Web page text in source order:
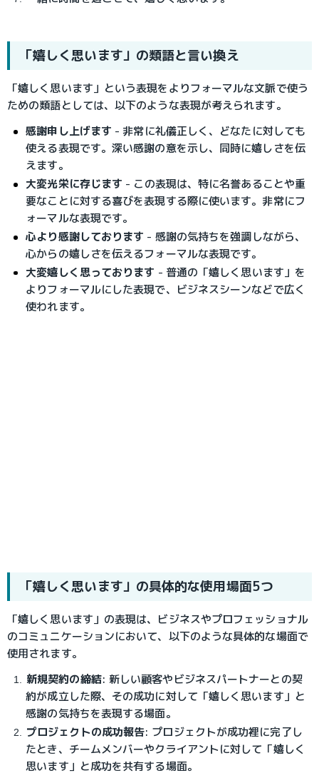
「嬉しく思います」の類語と言い換え
「嬉しく思います」という表現をよりフォーマルな文脈で使う
ための類語としては、以下のような表現が考えられます。
感謝申し上げます - 非常に礼儀正しく、どなたに対しても
使える表現です。深い感謝の意を示し、同時に嬉しさを伝
えます。
大変光栄に存じます - この表現は、特に名誉あることや重
要なことに対する喜びを表現する際に使います。非常にフ
ォーマルな表現です。
心より感謝しております - 感謝の気持ちを強調しながら、
心からの嬉しさを伝えるフォーマルな表現です。
大変嬉しく思っております - 普通の「嬉しく思います」を
よりフォーマルにした表現で、ビジネスシーンなどで広く
使われます。
「嬉しく思います」の具体的な使用場面5つ
「嬉しく思います」の表現は、ビジネスやプロフェッショナル
のコミュニケーションにおいて、以下のような具体的な場面で
使用されます。
新規契約の締結: 新しい顧客やビジネスパートナーとの契
約が成立した際、その成功に対して「嬉しく思います」と
感謝の気持ちを表現する場面。
プロジェクトの成功報告: プロジェクトが成功裡に完了し
たとき、チームメンバーやクライアントに対して「嬉しく
思います」と成功を共有する場面。